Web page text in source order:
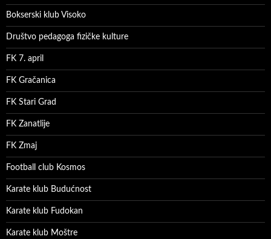
Bokserski klub Visoko
Društvo pedagoga fizičke kulture
FK 7. april
FK Gračanica
FK Stari Grad
FK Zanatlije
FK Zmaj
Football club Kosmos
Karate klub Budućnost
Karate klub Fudokan
Karate klub Moštre